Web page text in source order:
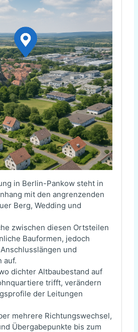
in Berlin-Pankow steht in
mit den angrenzenden
Berg, Wedding und
zwischen diesen Ortsteilen
Bauformen, jedoch
und
auf.
dichter Altbaubestand auf
trifft, verändern
der Leitungen
mehrere Richtungswechsel,
Übergabepunkte bis zum